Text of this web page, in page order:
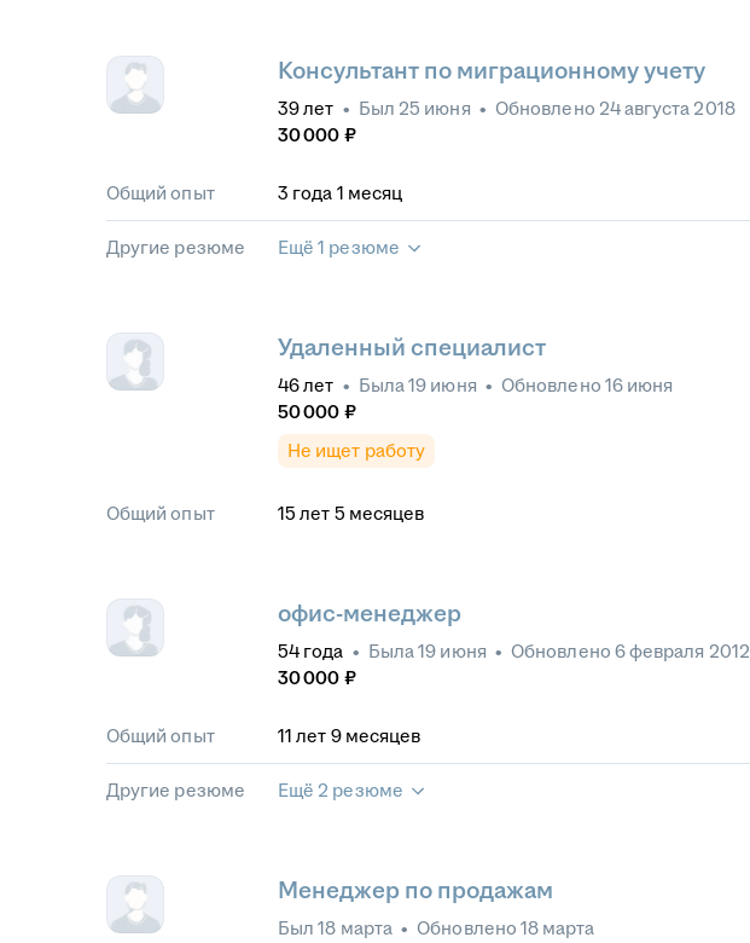
Консультант по миграционному учету
39лет • Был 25 июня • Обновлено 24 августа 2018
30 000 ₽
Общий опыт 3 года 1 месяц
Другие резюме Ещё 1 резюме
Удаленный специалист
46лет • Была19 июня • Обновлено 16 июня
50 000 ₽
Не ищет работу
Общий опыт 15 лет 5 месяцев
офис-менеджер
54 года • Была19 июня • Обновлено 6 февраля 2012
30 000 ₽
Общий опыт 11 лет 9 месяцев
Другие резюме Ещё 2 резюме
Менеджер по продажам
Был 18 марта • Обновлено 18 марта